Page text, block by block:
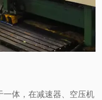
体，在减速器、空压机